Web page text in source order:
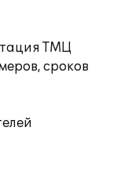
ТМЦ
сроков